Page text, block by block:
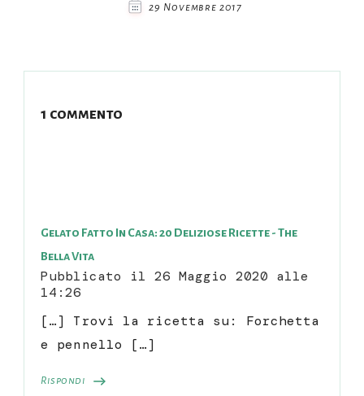
29 Novembre 2017
1 commento
Gelato Fatto In Casa: 20 Deliziose Ricette - The
Bella Vita
Pubblicato il 26 Maggio 2020 alle
14:26
Rispondi
[…] Trovi la ricetta su: Forchetta
e pennello […]